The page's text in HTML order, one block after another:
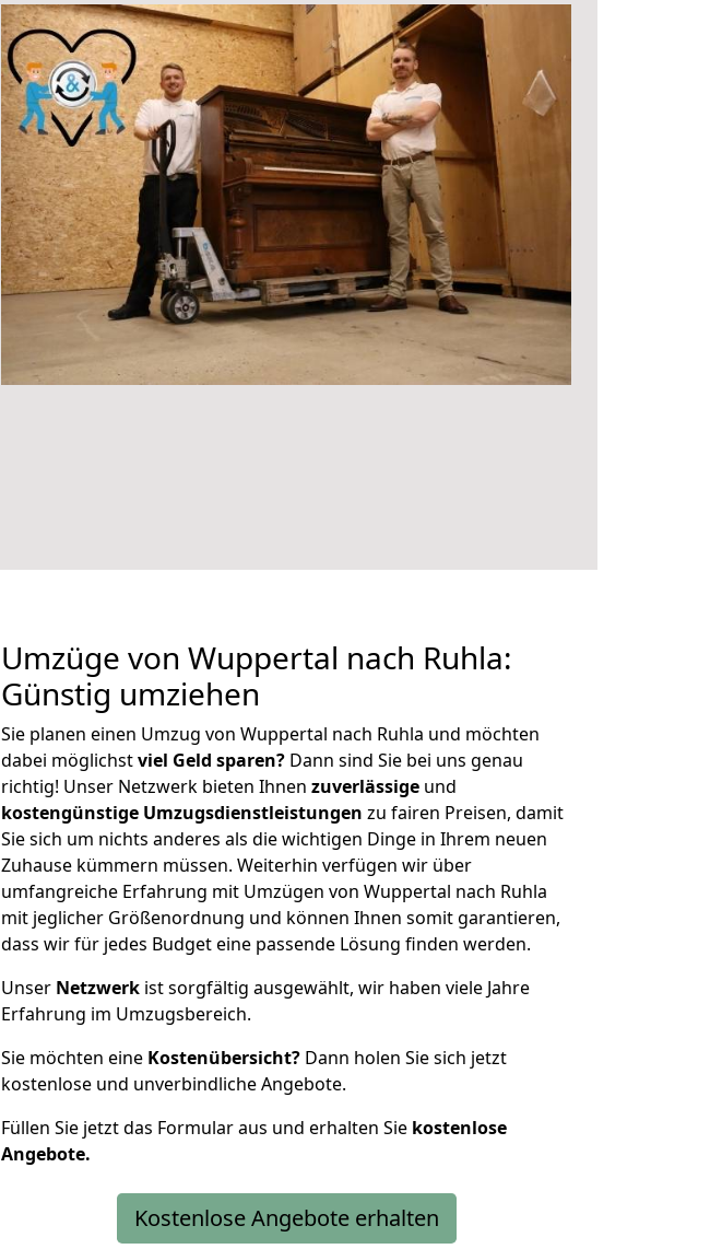
Umzüge von Wuppertal nach Ruhla:
Günstig umziehen
Sie planen einen Umzug von Wuppertal nach Ruhla und möchten
dabei möglichstviel Geld sparen? Dann sind Sie bei uns genau
richtig! Unser Netzwerk bieten Ihnen zuverlässige und
kostengünstige Umzugsdienstleistungen zu fairen Preisen, damit
Sie sich um nichts anderes als die wichtigen Dinge in Ihrem neuen
Zuhause kümmern müssen. Weiterhin verfügen wir über
umfangreiche Erfahrung mit Umzügen von Wuppertal nach Ruhla
mit jeglicher Größenordnung und können Ihnen somit garantieren,
dass wir für jedes Budget eine passende Lösung finden werden.
Unser Netzwerk ist sorgfältig ausgewählt, wir haben viele Jahre
Erfahrung im Umzugsbereich.
Sie möchten eine Kostenübersicht? Dann holen Sie sich jetzt
kostenlose und unverbindliche Angebote.
Füllen Sie jetzt das Formular aus und erhalten Sie kostenlose
Angebote.
Kostenlose Angebote erhalten